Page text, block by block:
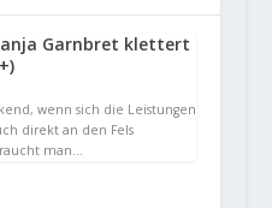
Garnbret klettert
wenn sich die Leistungen
direkt an den Fels
man…